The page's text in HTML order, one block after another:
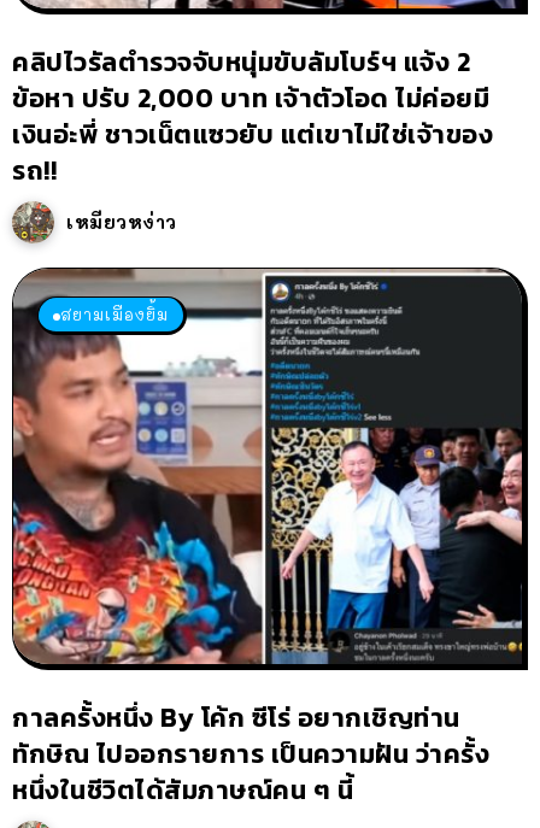
คลิปไวรัลตำรวจจับหนุ่มขับลัมโบร์ฯ แจ้ง 2
ข้อหา ปรับ 2,000 บาท เจ้าตัวโอด ไม่ค่อยมี
เงินอ่ะพี่ ชาวเน็ตแซวยับ แต่เขาไม่ใช่เจ้าของ
รถ!!
เหมียวหง่าว
สยามเมืองยิ้ม
กาลครั้งหนึ่ง By โค้ก ซีโร่ อยากเชิญท่าน
ทักษิณ ไปออกรายการ เป็นความฝัน ว่าครั้ง
หนึ่งในชีวิตได้สัมภาษณ์คน ๆ นี้